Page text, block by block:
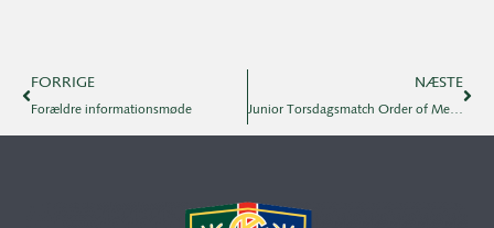
FORRIGE
Forældre informationsmøde
NÆSTE
Junior Torsdagsmatch Order of Merrit 2014